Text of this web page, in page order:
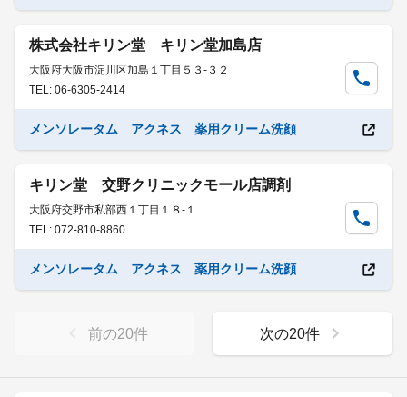
株式会社キリン堂 キリン堂加島店
大阪府大阪市淀川区加島１丁目５３-３２
TEL: 06-6305-2414
メンソレータム アクネス 薬用クリーム洗顔
キリン堂 交野クリニックモール店調剤
大阪府交野市私部西１丁目１８-１
TEL: 072-810-8860
メンソレータム アクネス 薬用クリーム洗顔
前の20件 次の20件